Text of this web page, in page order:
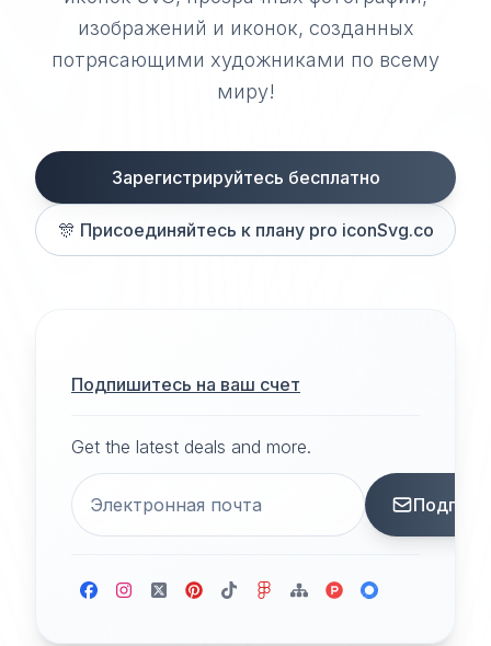
изображений и иконок, созданных
потрясающими художниками по всему
миру!
Зарегистрируйтесь бесплатно
🎊 Присоединяйтесь к плану pro iconSvg.co
Подпишитесь на ваш счет
Get the latest deals and more.